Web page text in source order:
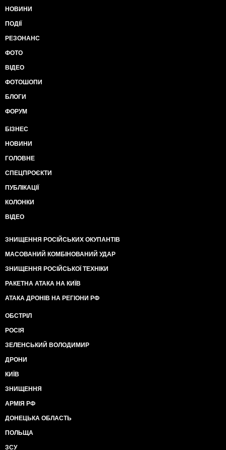
погибло, было ранено и лишилось крова около 400
множественным заболеваниям нервной системы
диктатора"
Также по информации Independent со ссылкой на
сообщение российских инсайдеров, у Башара
самостоятельно открываться левый глаз. Сирийский
диктатор госпитализирован в одну из клиник
из Москвы.
НОВИНИ
ПОДІЇ
РЕЗОНАНС
ФОТО
ВІДЕО
ФОТОШОПИ
БЛОГИ
ФОРУМ
БІЗНЕС
НОВИНИ
ГОЛОВНЕ
СПЕЦПРОЄКТИ
ПУБЛІКАЦІЇ
КОЛОНКИ
ВІДЕО
ЗНИЩЕННЯ РОСІЙСЬКИХ ОКУПАНТІВ
МАСОВАНИЙ КОМБІНОВАНИЙ УДАР
ЗНИЩЕННЯ РОСІЙСЬКОЇ ТЕХНІКИ
РАКЕТНА АТАКА НА КИЇВ
АТАКА ДРОНІВ НА РЕГІОНИ РФ
ОБСТРІЛ
РОСІЯ
ЗЕЛЕНСЬКИЙ ВОЛОДИМИР
ДРОНИ
КИЇВ
ЗНИЩЕННЯ
АРМІЯ РФ
ДОНЕЦЬКА ОБЛАСТЬ
ПОЛЬЩА
ЗСУ